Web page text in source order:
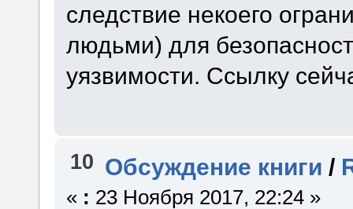
следствие некоего
людьми) для
уязвимости. Ссылку
10 Обсуждение книги /
« : 23 Ноября 2017, 22:24 »